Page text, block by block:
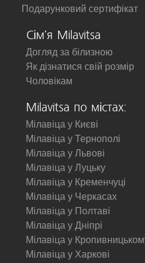
Подарунковий сертифікат
Сім'я Milavitsa
Догляд за білизною
Як дізнатися свій розмір
Чоловікам
Milavitsa по містах:
Мілавіца у Києві
Мілавіца у Тернополі
Мілавіца у Львові
Мілавіца у Луцьку
Мілавіца у Кременчуці
Мілавіца у Черкасах
Мілавіца у Полтаві
Мілавіца у Дніпрі
Мілавіца у
Мілавіца у Харкові